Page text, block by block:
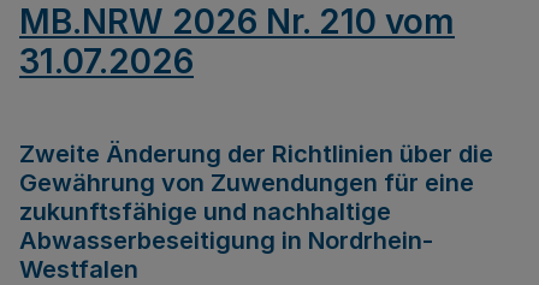
MB.NRW 2026 Nr. 210 vom
31.07.2026
Zweite Änderung der Richtlinien über die
Gewährung von Zuwendungen für eine
zukunftsfähige und nachhaltige
Abwasserbeseitigung in Nordrhein-
Westfalen